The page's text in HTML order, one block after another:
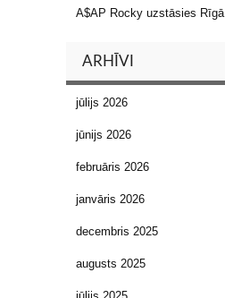
A$AP Rocky uzstāsies Rīgā
ARHĪVI
jūlijs 2026
jūnijs 2026
februāris 2026
janvāris 2026
decembris 2025
augusts 2025